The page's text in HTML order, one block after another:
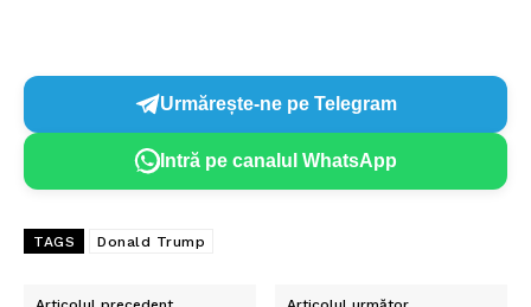
Urmărește-ne pe Telegram
Intră pe canalul WhatsApp
TAGS Donald Trump